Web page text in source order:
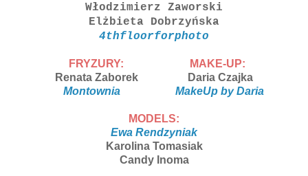
Włodzimierz Zaworski
Elżbieta Dobrzyńska
4thfloorforphoto
FRYZURY:
MAKE-UP:
Renata Zaborek
Daria Czajka
Montownia
MakeUp by Daria
MODELS:
Ewa Rendzyniak
Karolina Tomasiak
Candy Inoma